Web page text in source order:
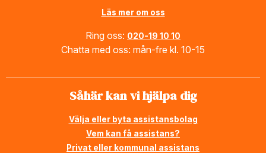
Läs mer om oss
Ring oss: 020-19 10 10
Chatta med oss: mån-fre kl. 10-15
Såhär kan vi hjälpa dig
Välja eller byta assistansbolag
Vem kan få assistans?
Privat eller kommunal assistans